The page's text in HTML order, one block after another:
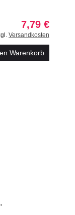
7,79 €
Versandkosten
Warenkorb